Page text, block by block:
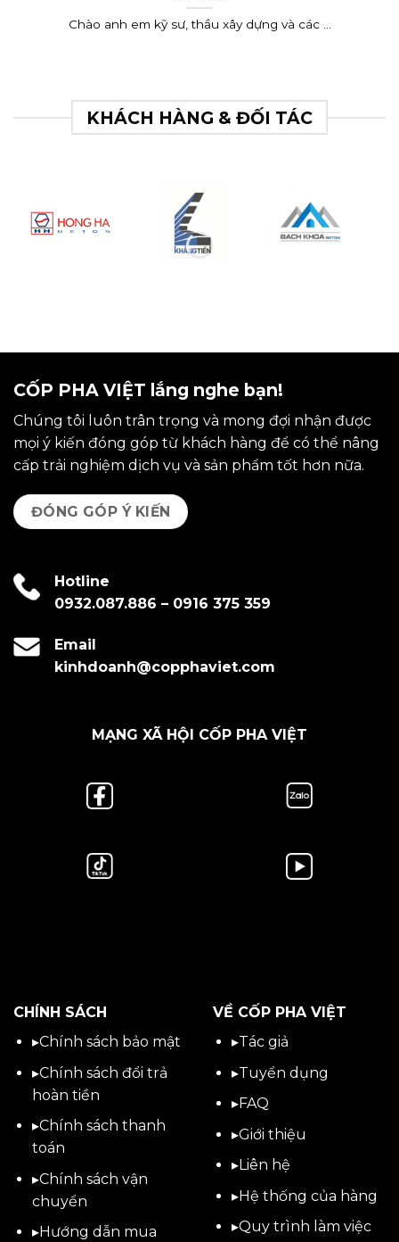
Chào anh em kỹ sư, thầu xây dựng và các ...
KHÁCH HÀNG & ĐỐI TÁC
CỐP PHA VIỆT lắng nghe bạn!
Chúng tôi luôn trân trọng và mong đợi nhận được
mọi ý kiến đóng góp từ khách hàng để có thể nâng
cấp trải nghiệm dịch vụ và sản phẩm tốt hơn nữa.
ĐÓNG GÓP Ý KIẾN
Hotline
0932.087.886 – 0916 375 359
Email
kinhdoanh@copphaviet.com
MẠNG XÃ HỘI CỐP PHA VIỆT
CHÍNH SÁCH
▸Chính sách bảo mật
▸Chính sách đổi trả
hoàn tiền
▸Chính sách thanh
toán
▸Chính sách vận
chuyển
▸Hướng dẫn mua
VỀ CỐP PHA VIỆT
▸Tác giả
▸Tuyển dụng
▸FAQ
▸Giới thiệu
▸Liên hệ
▸Hệ thống của hàng
▸Quy trình làm việc